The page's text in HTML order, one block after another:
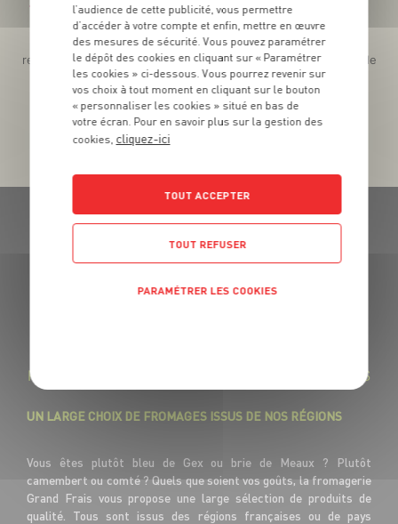
Téléchargez l’App pour profiter d’offres exclusives !
Des promos exclusives, des récompenses généreuses, des
recettes gourmandes, des jeux inédits... le tout dans une seule
app !
GRAND FRAIS, LE MEILLEUR
RÉGIONAUX SAVOUREUX ET DES LAITAGES FRAIS
UN LARGE CHOIX DE FROMAGES ISSUS DE NOS RÉGIONS
Vous êtes plutôt bleu de Gex ou brie de Meaux ? Plutôt
camembert ou comté ? Quels que soient vos goûts, la fromagerie
Grand Frais vous propose une large sélection de produits de
qualité. Tous sont issus des régions françaises ou de pays
l’audience de cette publicité, vous permettre
d’accéder à votre compte et enfin, mettre en œuvre
des mesures de sécurité. Vous pouvez paramétrer
le dépôt des cookies en cliquant sur « Paramétrer
les cookies » ci-dessous. Vous pourrez revenir sur
vos choix à tout moment en cliquant sur le bouton
« personnaliser les cookies » situé en bas de
votre écran. Pour en savoir plus sur la gestion des
cookies, cliquez-ici
TOUT ACCEPTER
TOUT REFUSER
PARAMÉTRER LES COOKIES